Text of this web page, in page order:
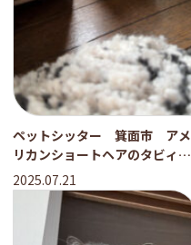
ペットシッター 箕面市 アメ
リカンショートヘアのタビィち
ゃん
2025.07.21